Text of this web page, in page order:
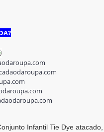
Infantil Tie Dye